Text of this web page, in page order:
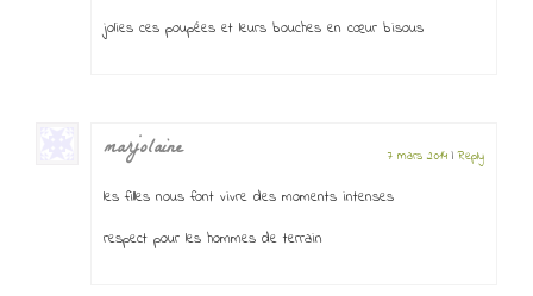
jolies ces poupées et leurs bouches en cœur bisous
marjolaine 7 mars 2014 |Reply
les filles nous font vivre des moments intenses
respect pour les hommes de terrain